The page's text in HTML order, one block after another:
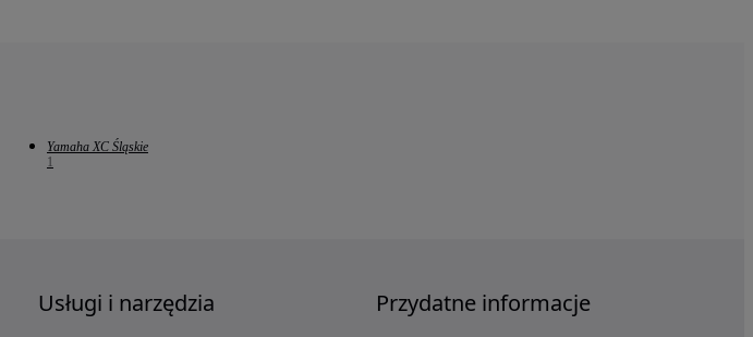
Yamaha XC Śląskie
1
Usługi i narzędzia Przydatne informacje